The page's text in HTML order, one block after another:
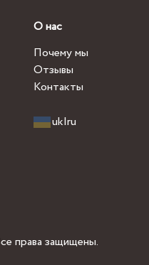
О нас
Почему мы
Отзывы
Контакты
uk|ru
права защищены.